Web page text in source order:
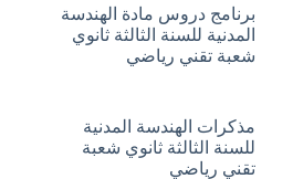
برنامج دروس مادة الهندسة
المدنية للسنة الثالثة ثانوي
شعبة تقني رياضي
مذكرات الهندسة المدنية
للسنة الثالثة ثانوي شعبة
تقني رياضي